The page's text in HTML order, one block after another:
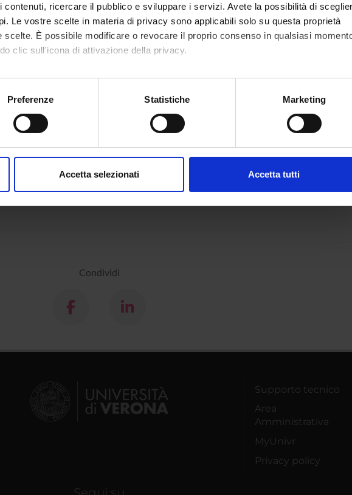
contenuti, ricercare il pubblico e sviluppare i servizi. Avete la possibilità di
Le vostre scelte in materia di privacy sono applicabili solo su questa proprietà
scelte. È possibile modificare o revocare il proprio consenso in qualsiasi
clic sull'icona di attivazione della privacy.
posizione geografica, con un'approssimazione di qualche metro,
momento dalla Dichiarazione sui cookie.
Preferenze Statistiche Marketing
Accetta selezionati Accetta tutti
Condividi
Supporto tecnico
Area
Amministrativa
MyUnivr
Privacy policy